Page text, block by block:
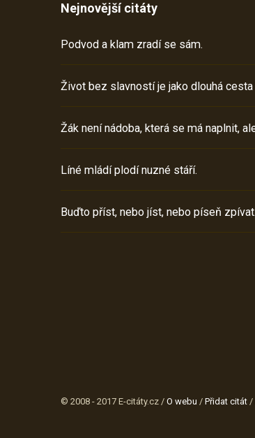
Nejnovější citáty
Podvod a klam zradí se sám.
Život bez slavností je jako dlouhá
Žák není nádoba, která se má naplnit,
Líné mládí plodí nuzné stáří.
Buďto příst, nebo jíst, nebo píseň zpívat.
© 2008 - 2017 E-citáty.cz / O webu / Přidat citát /